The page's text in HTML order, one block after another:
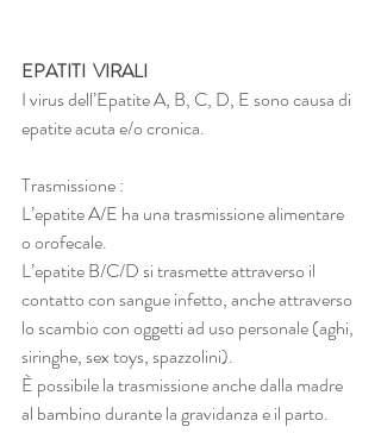
EPATITI  VIRALI
I virus dell’Epatite A, B, C, D, E sono causa di
epatite acuta e/o cronica.
Trasmissione :
L’epatite A/E ha una trasmissione alimentare
o orofecale.
L’epatite B/C/D si trasmette attraverso il
contatto con sangue infetto, anche attraverso
lo scambio con oggetti ad uso personale (aghi,
siringhe, sex toys, spazzolini).
È possibile la trasmissione anche dalla madre
al bambino durante la gravidanza e il parto.